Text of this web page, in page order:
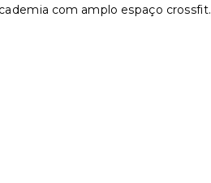
com amplo espaço crossfit.